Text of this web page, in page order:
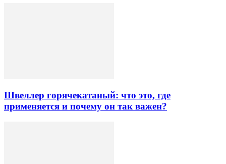
Швеллер горячекатаный: что это, где
применяется и почему он так важен?